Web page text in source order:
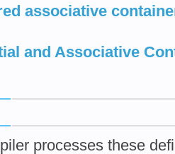
associative
and Associative
processes these